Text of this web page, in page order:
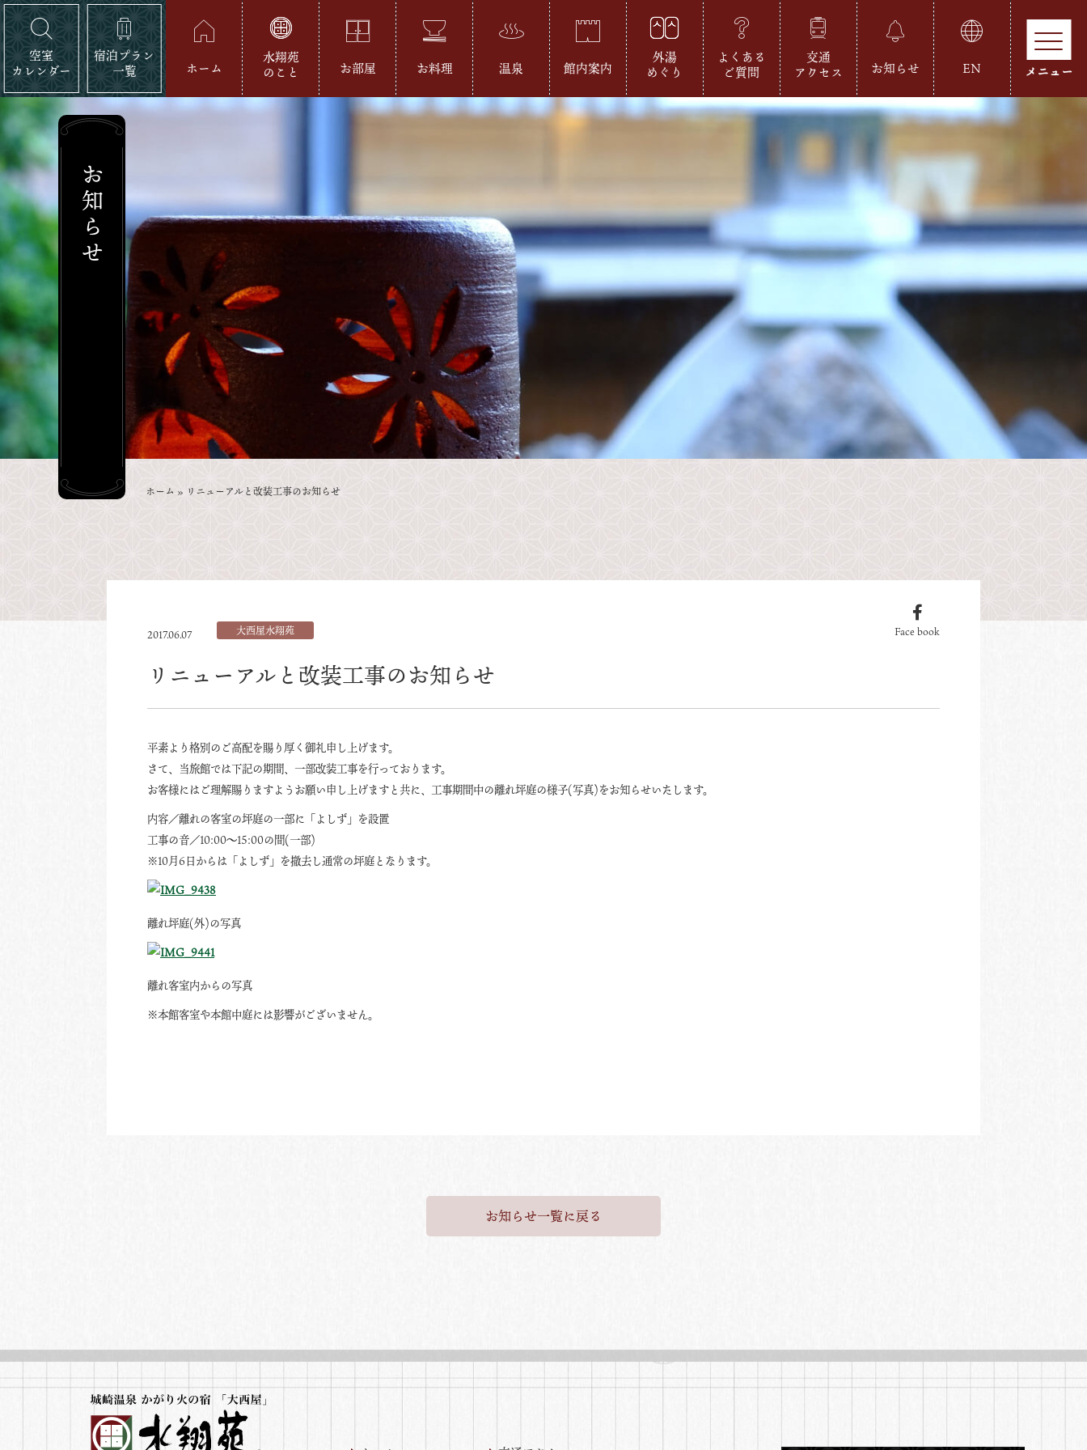
空室
カレンダー
宿泊プラン
一覧
ホーム
水翔苑
のこと
お部屋 お料理 温泉 館内案内
外湯
めぐり
よくある
ご質問
交通
アクセス
お知らせ EN
お知らせ
ホーム » リニューアルと改装工事のお知らせ
2017.06.07 大西屋水翔苑 Face book
リニューアルと改装工事のお知らせ
平素より格別のご高配を賜り厚く御礼申し上げます。
さて、当旅館では下記の期間、一部改装工事を行っております。
お客様にはご理解賜りますようお願い申し上げますと共に、工事期間中の離れ坪庭の様子(写真)をお知らせいたします。
内容／離れの客室の坪庭の一部に「よしず」を設置
工事の音／10:00～15:00の間(一部)
※10月6日からは「よしず」を撤去し通常の坪庭となります。
離れ坪庭(外)の写真
離れ客室内からの写真
※本館客室や本館中庭には影響がございません。
お知らせ一覧に戻る